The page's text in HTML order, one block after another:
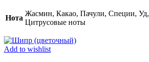
Gold
quantity
Нота
Жасмин, Какао, Пачули, Специи, Уд,
Цитрусовые ноты
Add to wishlist